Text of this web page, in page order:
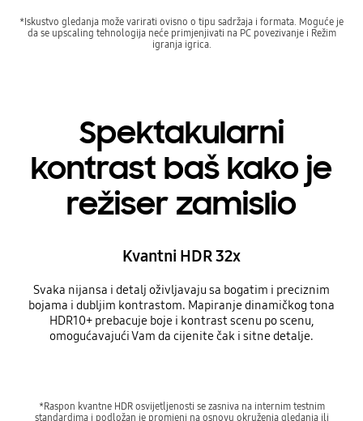
*Iskustvo gledanja može varirati ovisno o tipu sadržaja i formata. Moguće je
da se upscaling tehnologija neće primjenjivati na PC povezivanje i Režim
igranja igrica.
Spektakularni
kontrast baš kako je
režiser zamislio
Kvantni HDR 32x
Svaka nijansa i detalj oživljavaju sa bogatim i preciznim
bojama i dubljim kontrastom. Mapiranje dinamičkog tona
HDR10+ prebacuje boje i kontrast scenu po scenu,
omogućavajući Vam da cijenite čak i sitne detalje.
*Raspon kvantne HDR osvijetljenosti se zasniva na internim testnim
standardima i podložan je promjeni na osnovu okruženja gledanja ili